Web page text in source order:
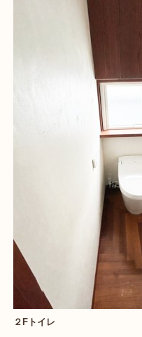
２Fトイレ